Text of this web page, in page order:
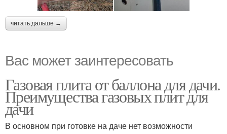
читать дальше →
Вас может заинтересовать
Газовая плита от баллона для дачи.
Преимущества газовых плит для
дачи
В основном при готовке на даче нет возможности